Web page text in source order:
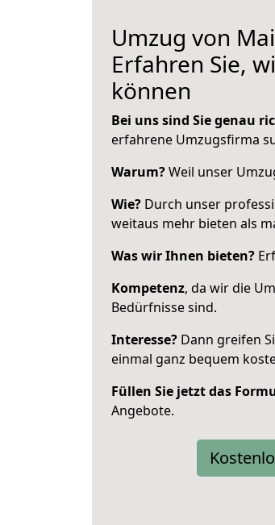
Umzug von
Erfahren Sie,
können
Bei uns sind Sie genau
erfahrene Umzugsfirma
Warum?Weil unser
Wie? Durch unser
weitaus mehr bieten als
Was wir Ihnen bieten?
Kompetenz, da wir die
Bedürfnisse sind.
Interesse? Dann greifen
einmal ganz bequem
Füllen Sie jetzt das
Angebote.